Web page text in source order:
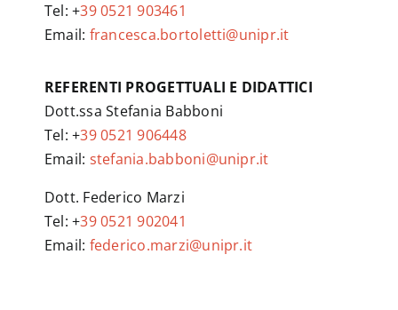
Tel: +39 0521 903461
Email: francesca.bortoletti@unipr.it
REFERENTI PROGETTUALI E DIDATTICI
Dott.ssa Stefania Babboni
Tel: +39 0521 906448
Email: stefania.babboni@unipr.it
Dott. Federico Marzi
Tel: +39 0521 902041
Email: federico.marzi@unipr.it